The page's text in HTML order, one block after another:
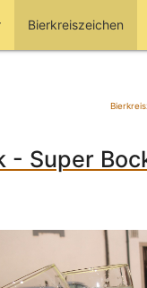
Bierkreiszeichen
- Super